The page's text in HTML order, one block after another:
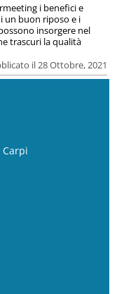
il 28 Ottobre, 2021
i benefici e
un buon riposo e i
insorgere nel
trascuri la qualità
Carpi